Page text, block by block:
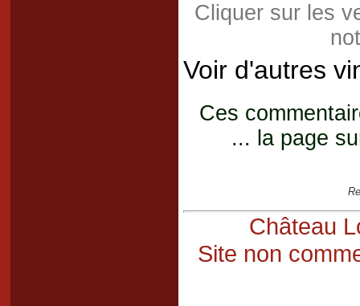
Cliquer sur les
Voir d'autres
Ces
... la page
Château
Site non